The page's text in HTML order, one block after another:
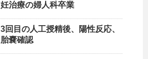
妊治療の婦人科卒業
3回目の人工授精後、陽性反応、
胎嚢確認